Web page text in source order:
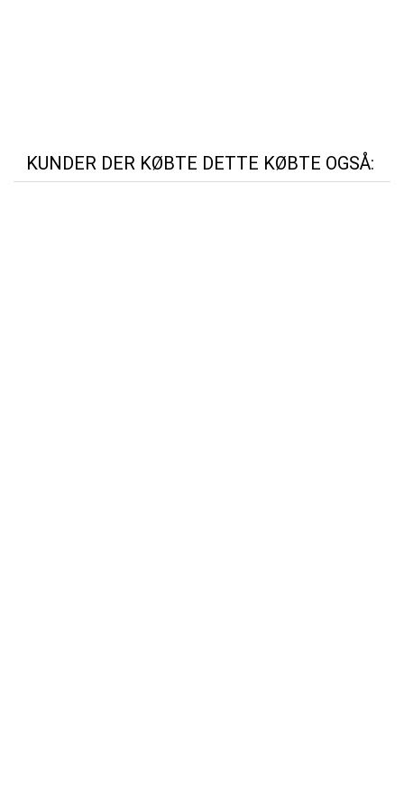
KUNDER DER KØBTE DETTE KØBTE OGSÅ: